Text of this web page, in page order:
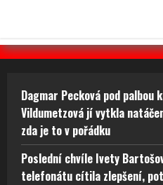
Dagmar Pecková pod
Vildumetzová jí vytkla
zda je to v pořádku
Poslední chvíle Ivety
telefonátu cítila zlepšení,